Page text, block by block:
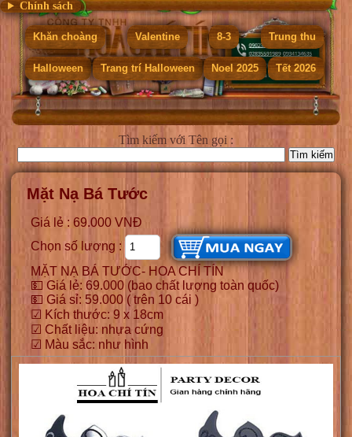
Chính sách
Khăn choàng Valentine 8-3 Trung thu
Halloween Trang trí Halloween Noel 2025 Tết 2026
Tìm kiếm với Tên gọi :
Mặt Nạ Bá Tước
Giá lẻ : 69.000 VNĐ
Chọn số lượng :
MẶT NẠ BÁ TƯỚC- HOA CHÍ TÍN
💵 Giá lẻ: 69.000 (bao chất lượng toàn quốc)
💵 Giá sỉ: 59.000 ( trên 10 cái )
☑ Kích thước: 9 x 18cm
☑ Chất liệu: nhựa cứng
☑ Màu sắc: như hình